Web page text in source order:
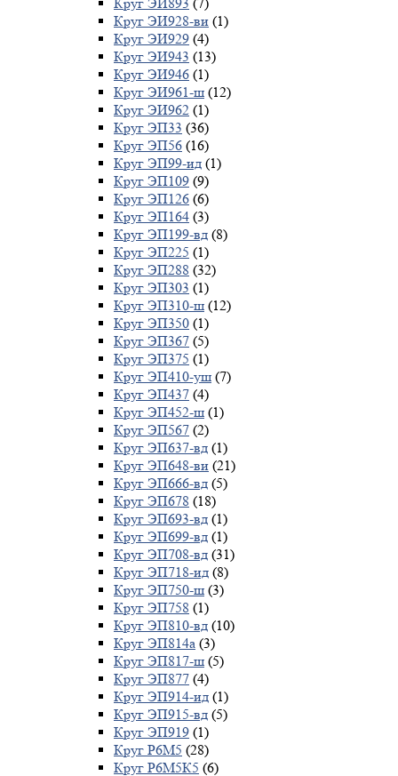
Круг ЭИ928-ви (1)
Круг ЭИ929 (4)
Круг ЭИ943 (13)
Круг ЭИ946 (1)
Круг ЭИ961-ш (12)
Круг ЭИ962 (1)
Круг ЭП33 (36)
Круг ЭП56 (16)
Круг ЭП99-ид (1)
Круг ЭП109 (9)
Круг ЭП126 (6)
Круг ЭП164 (3)
Круг ЭП199-вд (8)
Круг ЭП225 (1)
Круг ЭП288 (32)
Круг ЭП303 (1)
Круг ЭП310-ш (12)
Круг ЭП350 (1)
Круг ЭП367 (5)
Круг ЭП375 (1)
Круг ЭП410-уш (7)
Круг ЭП437 (4)
Круг ЭП452-ш (1)
Круг ЭП567 (2)
Круг ЭП637-вд (1)
Круг ЭП648-ви (21)
Круг ЭП666-вд (5)
Круг ЭП678 (18)
Круг ЭП693-вд (1)
Круг ЭП699-вд (1)
Круг ЭП708-вд (31)
Круг ЭП718-ид (8)
Круг ЭП750-ш (3)
Круг ЭП758 (1)
Круг ЭП810-вд (10)
Круг ЭП814а (3)
Круг ЭП817-ш (5)
Круг ЭП877 (4)
Круг ЭП914-ид (1)
Круг ЭП915-вд (5)
Круг ЭП919 (1)
Круг Р6М5 (28)
Круг Р6М5К5 (6)